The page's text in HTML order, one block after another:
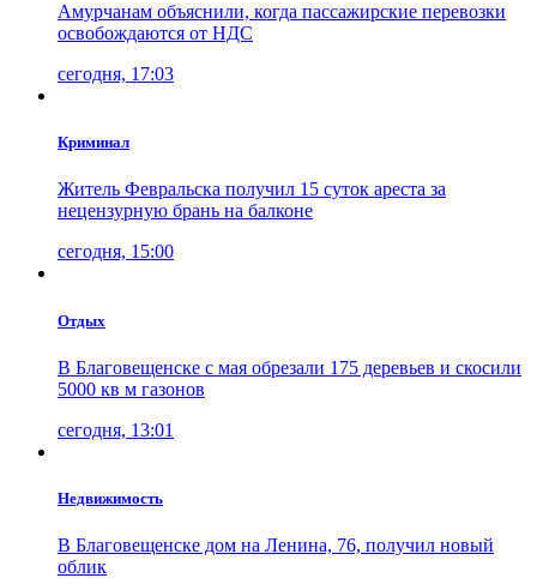
Амурчанам объяснили, когда пассажирские перевозки
освобождаются от НДС
сегодня, 17:03
Криминал
Житель Февральска получил 15 суток ареста за
нецензурную брань на балконе
сегодня, 15:00
Отдых
В Благовещенске с мая обрезали 175 деревьев и скосили
5000 кв м газонов
сегодня, 13:01
Недвижимость
В Благовещенске дом на Ленина, 76, получил новый
облик